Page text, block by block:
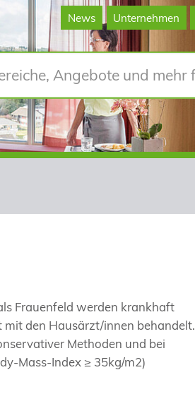
News Unternehmen
Frauenfeld werden krankhaft
den Hausärzt/innen behandelt.
Methoden und bei
Mass-Index ≥ 35kg/m2)